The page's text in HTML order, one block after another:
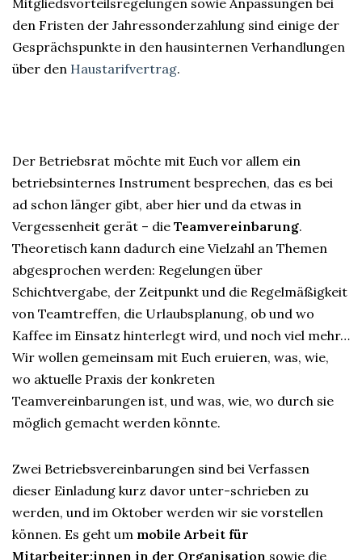
den Fristen der Jahressonderzahlung sind einige der
Gesprächspunkte in den hausinternen Verhandlungen
über den Haustarifvertrag.
Der Betriebsrat möchte mit Euch vor allem ein
betriebsinternes Instrument besprechen, das es bei
ad schon länger gibt, aber hier und da etwas in
Vergessenheit gerät – die Teamvereinbarung.
Theoretisch kann dadurch eine Vielzahl an Themen
abgesprochen werden: Regelungen über
Schichtvergabe, der Zeitpunkt und die Regelmäßigkeit
von Teamtreffen, die Urlaubsplanung, ob und wo
Kaffee im Einsatz hinterlegt wird, und noch viel mehr…
Wir wollen gemeinsam mit Euch eruieren, was, wie,
wo aktuelle Praxis der konkreten
Teamvereinbarungen ist, und was, wie, wo durch sie
möglich gemacht werden könnte.
Zwei Betriebsvereinbarungen sind bei Verfassen
dieser Einladung kurz davor unter-schrieben zu
werden, und im Oktober werden wir sie vorstellen
können. Es geht um mobile Arbeit für
Mitarbeiter:innen in der Organisation sowie die